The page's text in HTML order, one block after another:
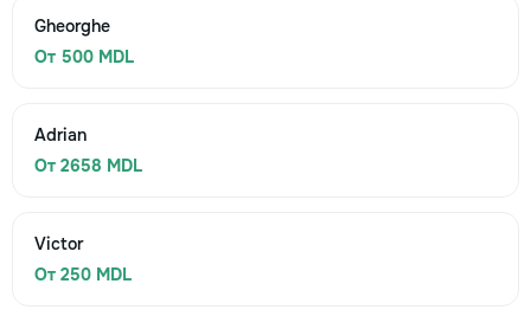
Gheorghe
От 500 MDL
Adrian
От 2658 MDL
Victor
От 250 MDL